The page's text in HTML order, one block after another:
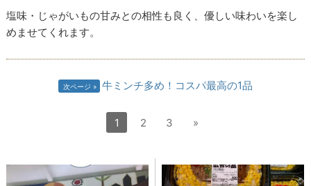
塩味・じゃがいもの甘みとの相性も良く、優しい味わいを楽し
めませてくれます。
次ページ 牛ミンチ多め！コスパ最高の1品
1 2 3 »